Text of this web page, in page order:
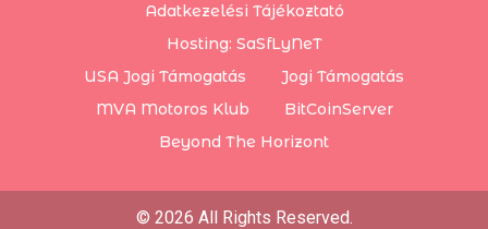
Adatkezelési Tájékoztató
Hosting: SaSfLyNeT
USA Jogi Támogatás
Jogi Támogatás
MVA Motoros Klub
BitCoinServer
Beyond The Horizont
© 2026 All Rights Reserved.